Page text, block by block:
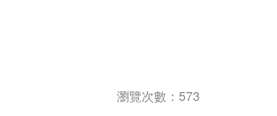
瀏覽次數：573